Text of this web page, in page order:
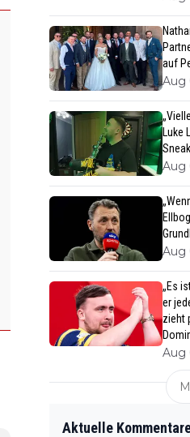
auf
Aug
Luke
Aug
Aug
„Es
er
zieht
Aug
Aktuelle